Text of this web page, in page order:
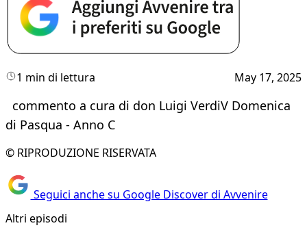
1 min di lettura May 17, 2025
commento a cura di don Luigi VerdiV Domenica
di Pasqua - Anno C
© RIPRODUZIONE RISERVATA
Seguici anche su Google Discover di Avvenire
Altri episodi